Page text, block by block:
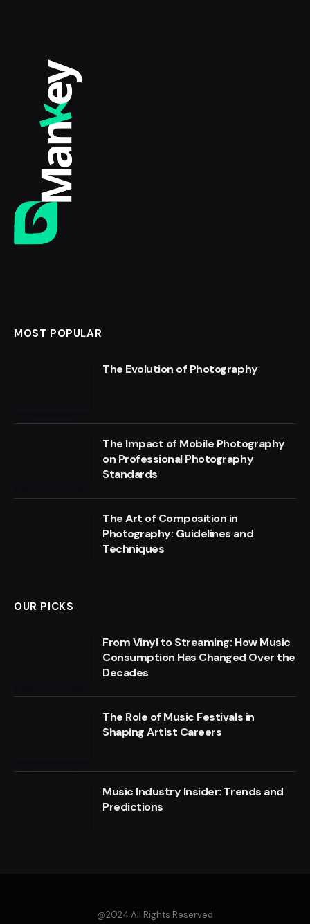
MOST POPULAR
The Evolution of Photography
The Impact of Mobile Photography
on Professional Photography
Standards
The Art of Composition in
Photography: Guidelines and
Techniques
OUR PICKS
From Vinyl to Streaming: How Music
Consumption Has Changed Over the
Decades
The Role of Music Festivals in
Shaping Artist Careers
Music Industry Insider: Trends and
Predictions
@2024 All Rights Reserved